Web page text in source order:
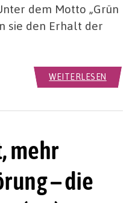
dem Motto „Grün
sie den Erhalt der
WEITERLESEN
mehr
– die